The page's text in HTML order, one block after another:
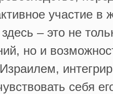
участие в
– это не
но и
себя